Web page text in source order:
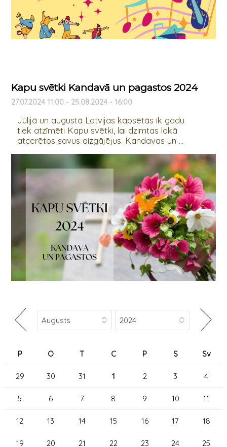
Kapu svētki Kandavā un pagastos 2024
27.07.2024 11:00 - 25.08.2024 - 16:00
Jūlijā un augustā Latvijas kapsētās ik gadu
tiek atzīmēti Kapu svētki, lai dzimtas lokā
atcerētos savus aizgājējus. Kandavas un ...
P O T C P S Sv
29 30 31 1 2 3 4
5 6 7 8 9 10 11
12 13 14 15 16 17 18
19 20 21 22 23 24 25